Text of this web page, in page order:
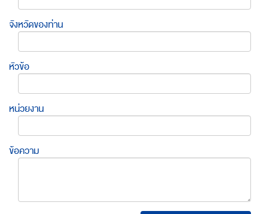
จังหวัดของท่าน
หัวข้อ
หน่วยงาน
ข้อความ